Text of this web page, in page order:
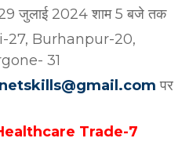
जुलाई 2024 शाम 5 बजे तक
27, Burhanpur-20,
31
पर
Trade-7